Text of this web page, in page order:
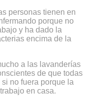
personas tienen en
porque no
y ha dado la
encima de la
a las lavanderías
de que todas
no fuera porque la
en casa.